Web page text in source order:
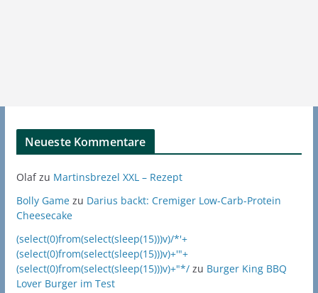
Neueste Kommentare
Olafzu Martinsbrezel XXL – Rezept
Bolly Gamezu Darius backt: Cremiger Low-Carb-Protein
Cheesecake
(select(0)from(select(sleep(15)))v)/*'+
(select(0)from(select(sleep(15)))v)+'"+
(select(0)from(select(sleep(15)))v)+"*/zu Burger King BBQ
Lover Burger im Test